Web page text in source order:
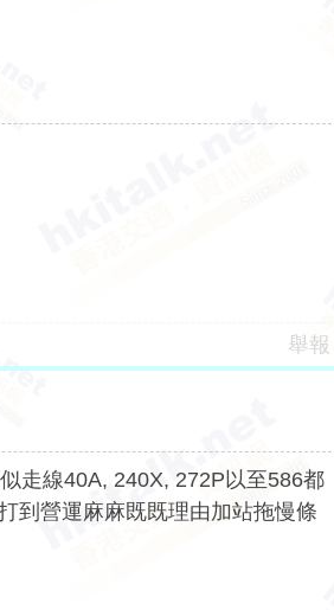
舉報
走線40A, 240X, 272P以至586都
到營運麻麻既既理由加站拖慢條